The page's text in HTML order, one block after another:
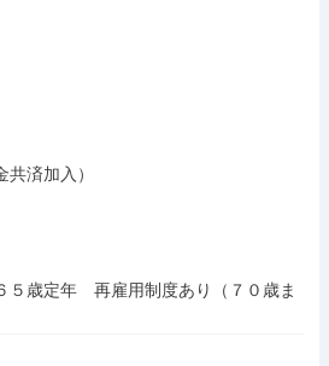
済加入）
５歳定年　再雇用制度あり（７０歳ま